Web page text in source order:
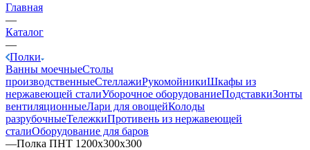
Главная
—
Каталог
—
Полки
Ванны моечныеСтолы
производственныеСтеллажиРукомойникиШкафы из
нержавеющей сталиУборочное оборудованиеПодставкиЗонты
вентиляционныеЛари для овощейКолоды
разрубочныеТележкиПротивень из нержавеющей
сталиОборудование для баров
—Полка ПНТ 1200х300х300